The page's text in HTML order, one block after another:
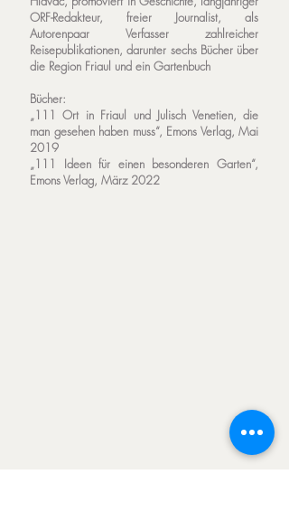
ORF-Redakteur, freier Journalist, als
Autorenpaar Verfasser zahlreicher
Reisepublikationen, darunter sechs Bücher über
die Region Friaul und ein Gartenbuch
Bücher:
„111 Ort in Friaul und Julisch Venetien, die
man gesehen haben muss“, Emons Verlag, Mai
2019
„111 Ideen für einen besonderen Garten“,
Emons Verlag, März 2022